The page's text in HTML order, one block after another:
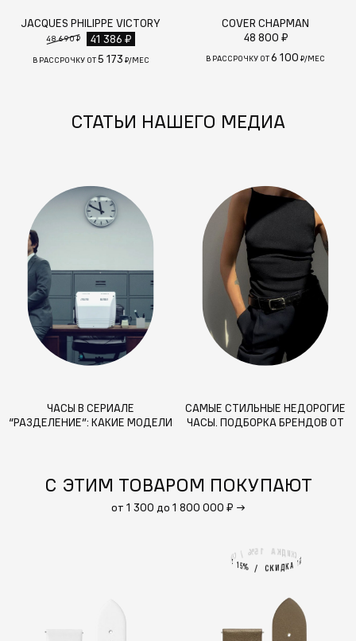
JACQUES PHILIPPE VICTORY
48 690 ₽ 41 386 ₽
В РАССРОЧКУ ОТ5 173 ₽/МЕС
COVER CHAPMAN
48 800 ₽
В РАССРОЧКУ ОТ6 100 ₽/МЕС
СТАТЬИ НАШЕГО МЕДИА
ЧАСЫ В СЕРИАЛЕ
“РАЗДЕЛЕНИЕ”: КАКИЕ МОДЕЛИ
САМЫЕ СТИЛЬНЫЕ НЕДОРОГИЕ
ЧАСЫ. ПОДБОРКА БРЕНДОВ ОТ
С ЭТИМ ТОВАРОМ ПОКУПАЮТ
от 1 300 до 1 800 000 ₽ →
СКИДКА 15%
С
К
И
Д
К
А
1
5
%
/
С
К
ИА 15% /